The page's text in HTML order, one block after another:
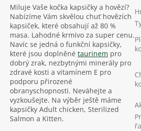
Miluje Vaše kočka kapsičky a hovězí?
Nabízíme Vám skvělou chuť hovězích
kapsiček, které obsahují až 80 %
masa. Lahodné krmivo za super cenu.
Navíc se jedná o funkční kapsičky,
které jsou doplněné taurinem pro
dobrý zrak, nezbytnými minerály pro
zdravé kosti a vitamínem E pro
podporu přirozené
obranyschopnosti. Neváhejte a
vyzkoušejte. Na výběr ještě máme
kapsičky Adult chicken, Sterilized
Salmon a Kitten.